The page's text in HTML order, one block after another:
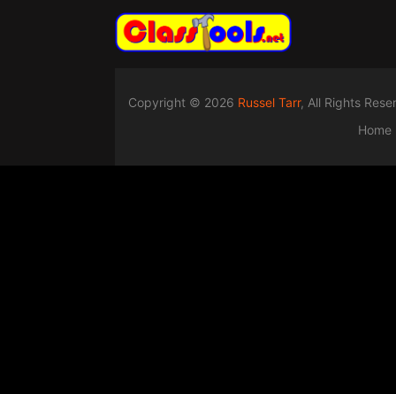
Copyright © 2026 Russel Tarr, All Rights
Home